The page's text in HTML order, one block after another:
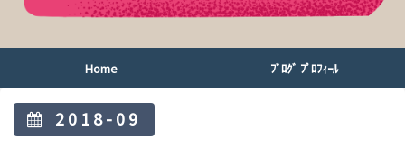
Home ﾌﾞﾛｸﾞ ﾌﾟﾛﾌｨｰﾙ
2018-09